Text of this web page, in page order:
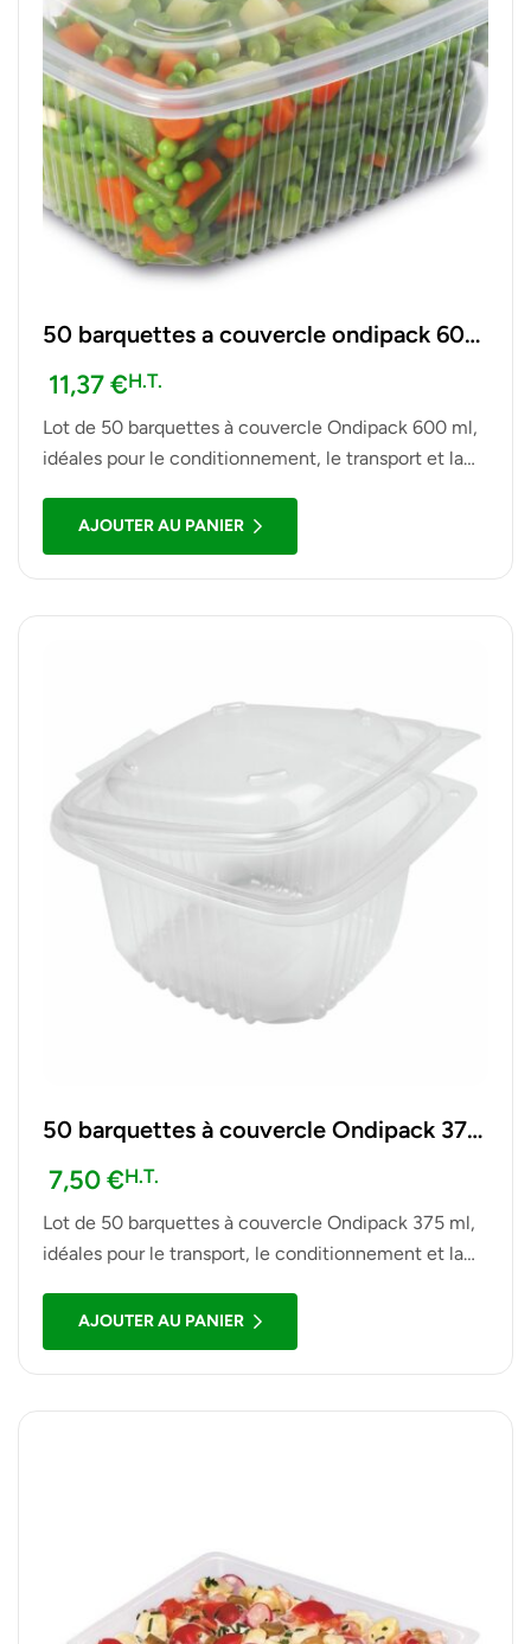
50 barquettes a couvercle ondipack 600
ml
11,37€H.T.
Lot de 50 barquettes à couvercle Ondipack 600 ml,
idéales pour le conditionnement, le transport et la
préparations alimentaires.
AJOUTER AU PANIER
50 barquettes à couvercle Ondipack 375
ml
7,50€H.T.
Lot de 50 barquettes à couvercle Ondipack 375 ml,
idéales pour le transport, le conditionnement et la
autres petites préparations alimentaires.
AJOUTER AU PANIER